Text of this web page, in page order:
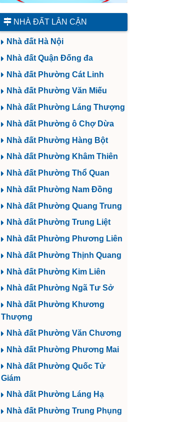
NHÀ ĐẤT LÂN CẬN
Nhà đất Hà Nội
Nhà đất Quận Đống đa
Nhà đất Phường Cát Linh
Nhà đất Phường Văn Miếu
Nhà đất Phường Láng Thượng
Nhà đất Phường ô Chợ Dừa
Nhà đất Phường Hàng Bột
Nhà đất Phường Khâm Thiên
Nhà đất Phường Thổ Quan
Nhà đất Phường Nam Đồng
Nhà đất Phường Quang Trung
Nhà đất Phường Trung Liệt
Nhà đất Phường Phương Liên
Nhà đất Phường Thịnh Quang
Nhà đất Phường Kim Liên
Nhà đất Phường Ngã Tư Sở
Nhà đất Phường Khương
Thượng
Nhà đất Phường Văn Chương
Nhà đất Phường Phương Mai
Nhà đất Phường Quốc Tử
Giám
Nhà đất Phường Láng Hạ
Nhà đất Phường Trung Phụng